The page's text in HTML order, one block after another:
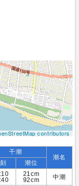
contributors
干潮
潮名
潮位
21cm
92cm
中潮